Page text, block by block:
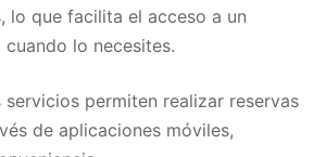
lo que facilita el acceso a un
lo necesites.
servicios permiten realizar reservas
de aplicaciones móviles,